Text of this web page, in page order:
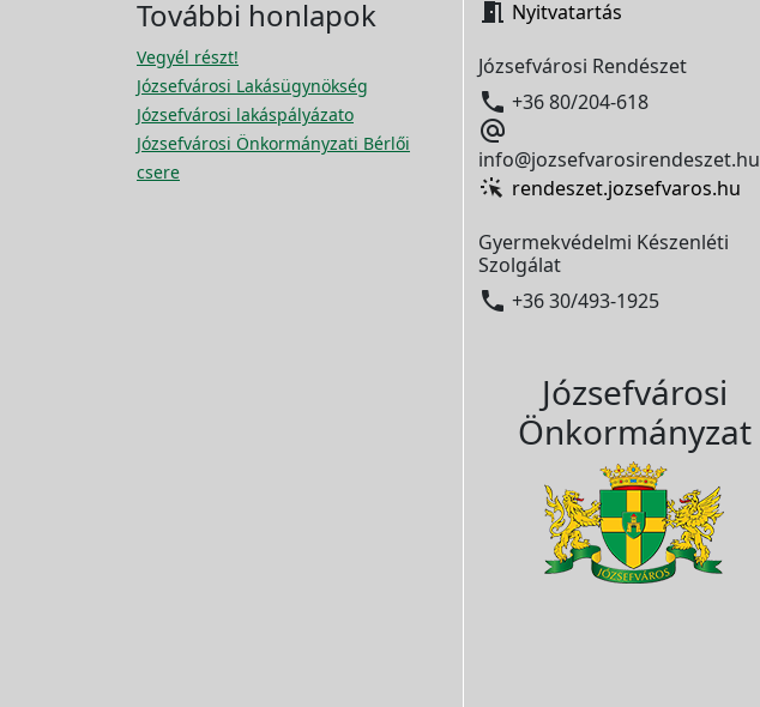
További honlapok
Vegyél részt!
Józsefvárosi Lakásügynökség
Józsefvárosi lakáspályázato
Józsefvárosi Önkormányzati Bérlői
csere
 Nyitvatartás
Józsefvárosi Rendészet
 +36 80/204-618

info@jozsefvarosirendeszet.hu
rendeszet.jozsefvaros.hu
Gyermekvédelmi Készenléti
Szolgálat
 +36 30/493-1925
Józsefvárosi
Önkormányzat